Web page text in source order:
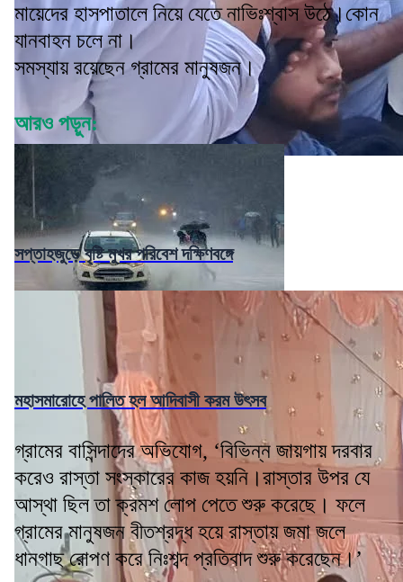
মায়েদের হাসপাতালে নিয়ে যেতে নাভিঃশ্বাস উঠে।কোন
যানবাহন চলে না।
সমস্যায় রয়েছেন গ্রামের মানুষজন।
আরও পড়ুন:
সপ্তাহজুড়ে বৃষ্টি মুখর পরিবেশ দক্ষিণবঙ্গে
মহাসমারোহে পালিত হল আদিবাসী করম উৎসব
গ্রামের বাসিন্দাদের অভিযোগ, ‘বিভিন্ন জায়গায় দরবার
করেও রাস্তা সংস্কারের কাজ হয়নি।রাস্তার উপর যে
আস্থা ছিল তা ক্রমশ লোপ পেতে শুরু করেছে। ফলে
গ্রামের মানুষজন বীতশ্রদ্ধ হয়ে রাস্তায় জমা জলে
ধানগাছ রোপণ করে নিঃশব্দ প্রতিবাদ শুরু করেছেন।’